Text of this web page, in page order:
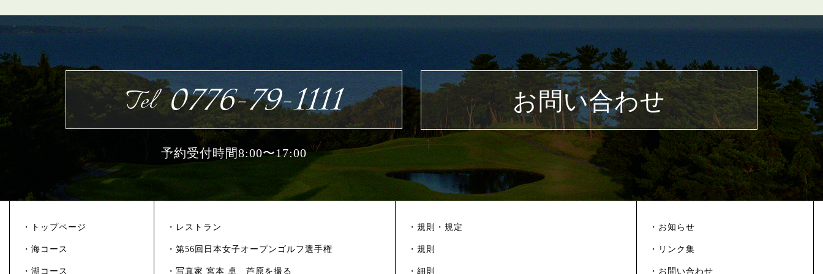
Tel 0776-79-1111
予約受付時間8:00〜17:00
お問い合わせ
・トップページ
・海コース
・湖コース
・レストラン
・第56回日本女子オープンゴルフ選手権
・写真家 宮本 卓 芦原を撮る
・規則・規定
・規則
・細則
・お知らせ
・リンク集
・お問い合わせ